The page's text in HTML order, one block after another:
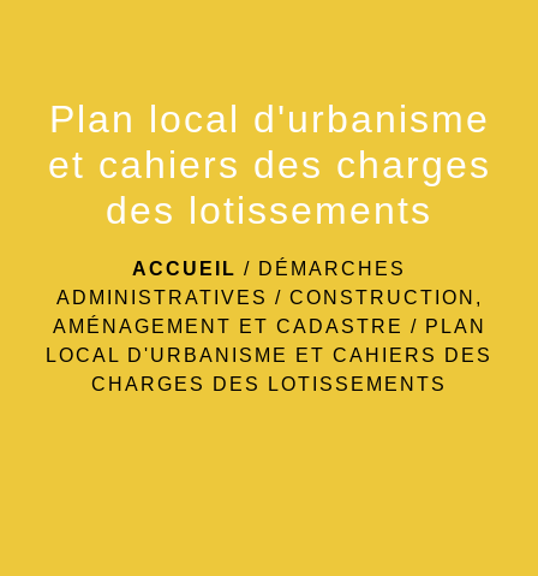
Plan local d'urbanisme
et cahiers des charges
des lotissements
ACCUEIL / DÉMARCHES
ADMINISTRATIVES / CONSTRUCTION,
AMÉNAGEMENT ET CADASTRE / PLAN
LOCAL D'URBANISME ET CAHIERS DES
CHARGES DES LOTISSEMENTS